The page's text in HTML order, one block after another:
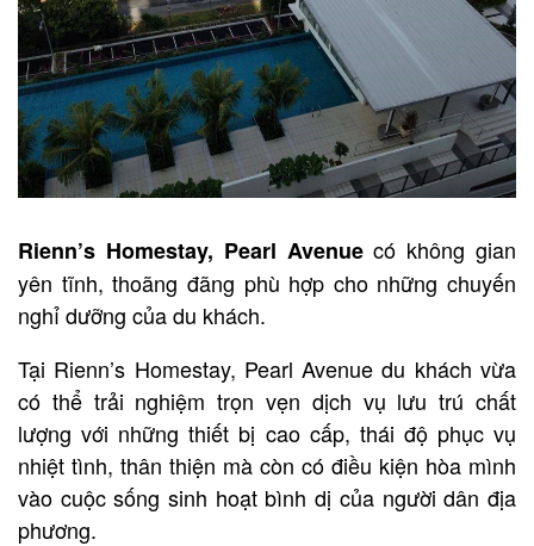
Rienn’s Homestay, Pearl Avenuecó không gian
yên tĩnh, thoãng đãng phù hợp cho những chuyến
nghỉ dưỡng của du khách.
Tại Rienn’s Homestay, Pearl Avenue du khách vừa
có thể trải nghiệm trọn vẹn dịch vụ lưu trú chất
lượng với những thiết bị cao cấp, thái độ phục vụ
nhiệt tình, thân thiện mà còn có điều kiện hòa mình
vào cuộc sống sinh hoạt bình dị của người dân địa
phương.